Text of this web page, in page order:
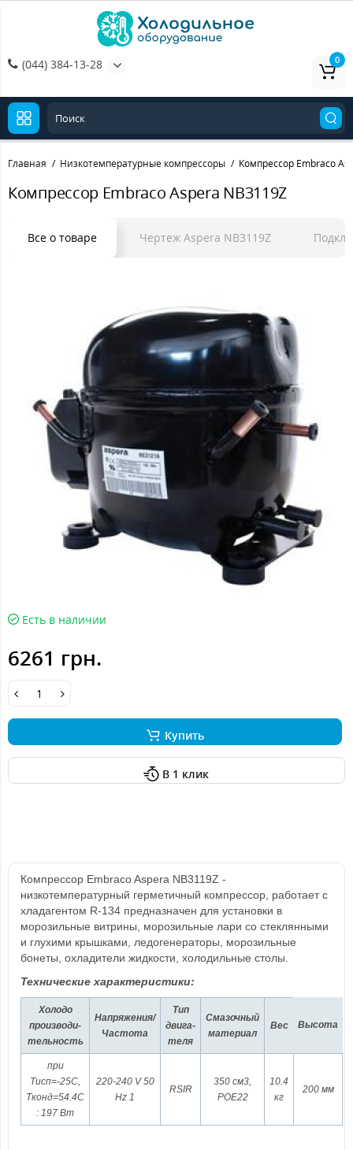
(044) 384-13-28 0
Главная Низкотемпературные компрессоры Компрессор Embraco
Компрессор Embraco Aspera NB3119Z
Все о товаре Чертеж Aspera NB3119Z
Есть в наличии
6261 грн.
Купить
В 1 клик
Компрессор Embraco Aspera NB3119Z -
низкотемпературный герметичный компрессор, работает с
хладагентом R-134 предназначен для установки в
морозильные витрины, морозильные лари со стеклянными
и глухими крышками, ледогенераторы, морозильные
бонеты, охладители жидкости, холодильные столы.
Технические характеристики:
Холодо
производи-
тельность
Напряжения/
Частота
Тип
двига-
теля
Смазочный
материал
Вес Высота
при
Тисп=-25С,
Tконд=54.4С
: 197 Вт
220-240 V 50
Hz 1
RSIR
350 см3,
POE22
10.4
кг
200 мм